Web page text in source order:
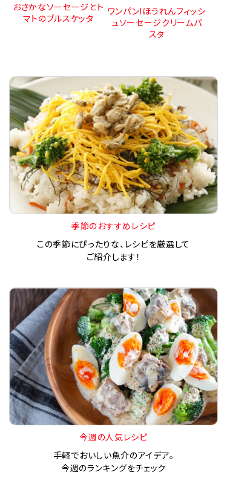
おさかなソーセージとト
マトのブルスケッタ
ワンパン!ほうれんフィッシ
ュソーセージクリームパ
スタ
季節のおすすめレシピ
この季節にぴったりな、レシピを厳選して
ご紹介します！
今週の人気レシピ
手軽でおいしい魚介のアイデア。
今週のランキングをチェック